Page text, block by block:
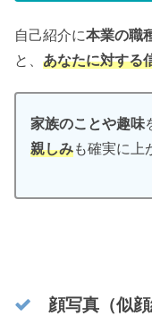
自己紹介に本業の職
と、 あなたに対する
家族のことや趣味
親しみも確実に上
顔写真（似顔